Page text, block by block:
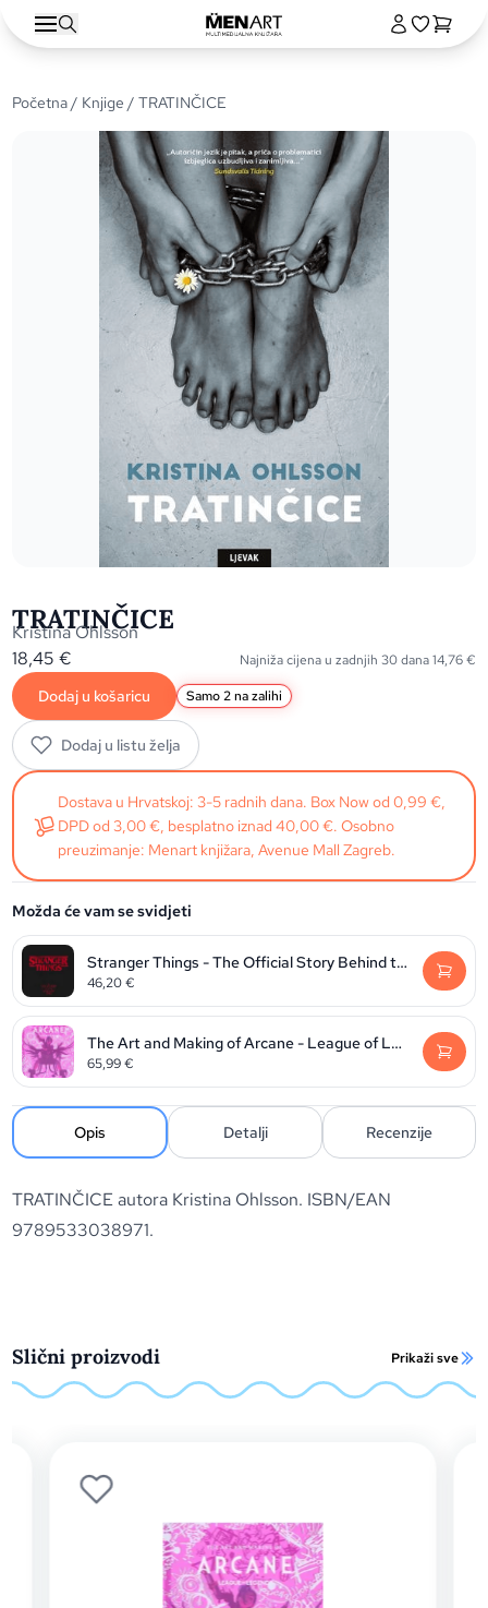
Početna/ Knjige / TRATINČICE
TRATINČICE
Kristina Ohlsson
18,45€ Najniža cijena u zadnjih 30 dana14,76€
Dodaj u košaricu Samo 2 na zalihi
Dodaj u listu želja
Dostava u Hrvatskoj: 3-5 radnih dana. Box Now od 0,99 €,
DPD od 3,00 €, besplatno iznad 40,00 €. Osobno
preuzimanje: Menart knjižara, Avenue Mall Zagreb.
Možda će vam se svidjeti
Stranger Things - The Official Story Behind the Legendary Series
46,20€
The Art and Making of Arcane - League of Legends
65,99€
Opis Detalji Recenzije
TRATINČICE autora Kristina Ohlsson. ISBN/EAN
9789533038971.
Slični proizvodi Prikaži sve